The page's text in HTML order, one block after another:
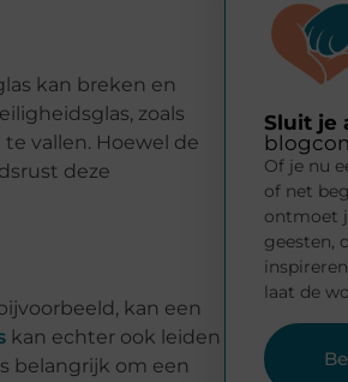
kan breken en
zoals
vallen. Hoewel de
deze
kan een
kan echter ook leiden
belangrijk om een
Sluit je
Of je nu
of net
ontmoet
geesten,
laat de